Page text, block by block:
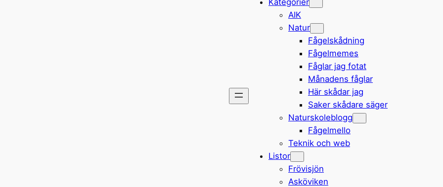
AIK
Natur
Fågelskådning
Fågelmemes
Fåglar jag fotat
Månadens fåglar
Här skådar jag
Saker skådare säger
Naturskoleblogg
Fågelmello
Teknik och web
Listor
Frövisjön
Asköviken